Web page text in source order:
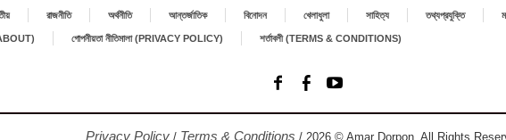
রাজনীতি অর্থনীতি আন্তর্জাতিক বিনোদন খেলাধুলা সাহিত্য তথ্যপ্রযুক্তি
গোপনীয়তা নীতিমালা (PRIVACY POLICY) শর্তাবলী (TERMS & CONDITIONS)
Privacy Policy / Terms & Conditions / 2026 © Amar Dorpon. All Rights